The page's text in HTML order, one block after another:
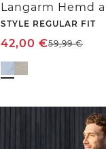
Langarm Hemd
STYLE REGULAR FIT
42,00€59,99€